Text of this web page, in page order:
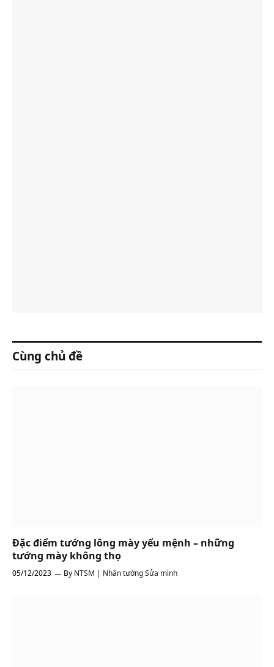
Cùng chủ đề
Đặc điểm tướng lông mày yểu mệnh – những
tướng mày không thọ
05/12/2023 By NTSM | Nhân tướng Sửa mình